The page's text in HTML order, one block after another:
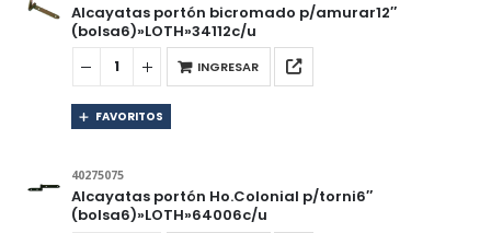
Alcayatas portón bicromado p/amurar12″
(bolsa6)»LOTH»34112c/u
INGRESAR
FAVORITOS
40275075
Alcayatas portón Ho.Colonial p/torni6″
(bolsa6)»LOTH»64006c/u